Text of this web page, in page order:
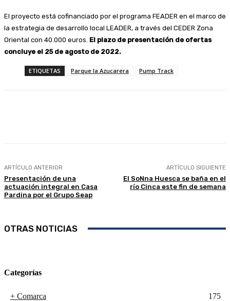
El proyecto está cofinanciado por el programa FEADER en el marco de
la estrategia de desarrollo local LEADER, a través del CEDER Zona
Oriental con 40.000 euros. El plazo de presentación de ofertas
concluye el 25 de agosto de 2022.
ETIQUETAS Parque la Azucarera Pump Track
ARTÍCULO ANTERIOR
Presentación de una
actuación integral en Casa
Pardina por el Grupo Seap
ARTÍCULO SIGUIENTE
El SoNna Huesca se baña en el
río Cinca este fin de semana
OTRAS NOTICIAS
Categorías
+ Comarca
175